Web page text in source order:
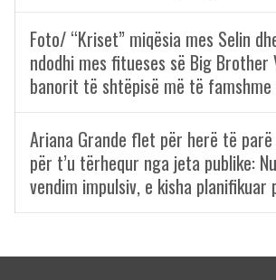
Foto/ “Kriset” miqësia mes Selin
ndodhi mes fitueses së Big Brother
banorit të shtëpisë më të famshme
Ariana Grande flet për herë të
për t’u tërhequr nga jeta publike:
vendim impulsiv, e kisha planifikuar